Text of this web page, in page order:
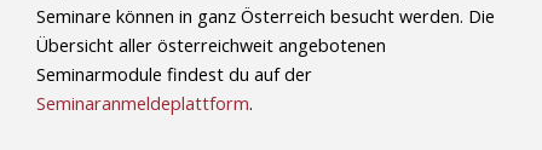
Seminare können in ganz Österreich besucht werden. Die
Übersicht aller österreichweit angebotenen
Seminarmodule findest du auf der
Seminaranmeldeplattform.